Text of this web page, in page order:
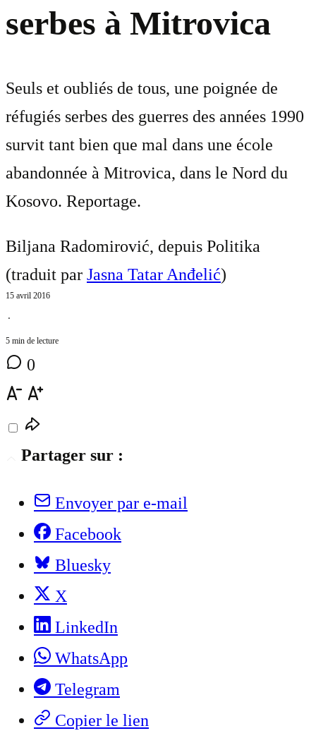
serbes à Mitrovica
Seuls et oubliés de tous, une poignée de
réfugiés serbes des guerres des années 1990
survit tant bien que mal dans une école
abandonnée à Mitrovica, dans le Nord du
Kosovo. Reportage.
Biljana Radomirović, depuis Politika
(traduit par Jasna Tatar Anđelić)
15 avril 2016
⋅
5 min de lecture
0
Partager sur :
Envoyer par e-mail
Facebook
Bluesky
X
LinkedIn
WhatsApp
Telegram
Copier le lien